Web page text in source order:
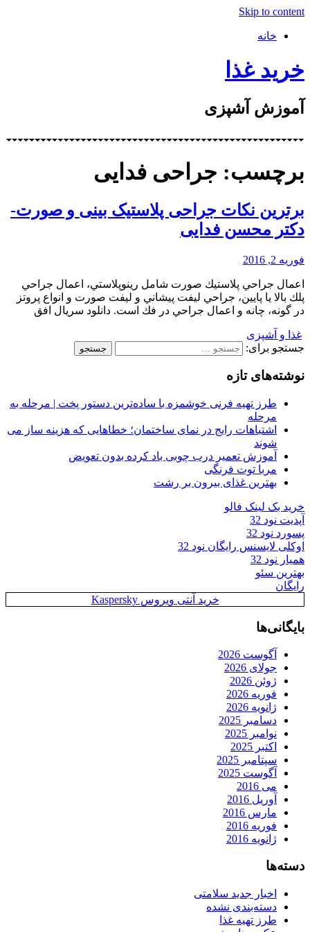
Skip to content
خانه
خرید غذا
آموزش آشپزی
برچسب: جراحی فدایی
برترین نکات جراحی پلاستیک بینی و صورت-
دکتر محسن فدایی
فوریه 2, 2016
اعمال جراحي پلاستيك صورت شامل رينوپلاستي، اعمال جراحي
پلك بالا يا پايين، جراحي ليفت پيشاني و ليفت صورت و انواع پروتز
در گونه، چانه و اعمال جراحي در فك است. دانلود سریال افق
غذا و آشپزی
جستجو برای:
نوشته‌های تازه
طرز تهیه فرنی خوشمزه با ساده‌ترین دستور پخت | مرحله به
مرحله
اشتباهات رایج در نمای ساختمان؛ خطاهایی که هزینه ساز می
شوند
آموزش تعمیر درب چوبی باد کرده بدون تعویض
مربا توت فرنگی
بهترین غذای بیرون بر رشت
خرید بک لینک فالو
آپدیت نود 32
پسورد نود 32
اوکلی لایسنس رایگان نود 32
همیار نود 32
بهترین سئو
رایگان
خرید آنتی ویروس Kaspersky
بایگانی‌ها
آگوست 2026
جولای 2026
ژوئن 2026
فوریه 2026
ژانویه 2026
دسامبر 2025
نوامبر 2025
اکتبر 2025
سپتامبر 2025
آگوست 2025
می 2016
آوریل 2016
مارس 2016
فوریه 2016
ژانویه 2016
دسته‌ها
اخبار جدید سلامتی
دسته‌بندی نشده
طرز تهیه غذا